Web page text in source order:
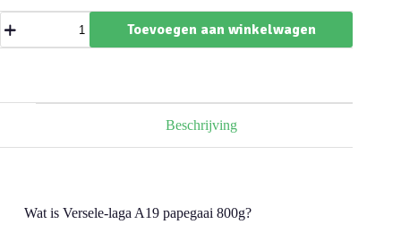
laga
A19
Toevoegen aan winkelwagen
Beschrijving
Wat is Versele-laga A19 papegaai 800g?